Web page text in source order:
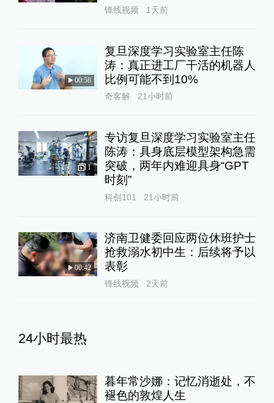
锋线视频 1天前
00:58
复旦深度学习实验室主任陈
涛：真正进工厂干活的机器人
比例可能不到10%
奇客解 21小时前
1
专访复旦深度学习实验室主任
陈涛：具身底层模型架构急需
突破，两年内难迎具身“GPT
时刻”
科创101 21小时前
00:42
济南卫健委回应两位休班护士
抢救溺水初中生：后续将予以
表彰
锋线视频 2天前
24小时最热
暮年常沙娜：记忆消逝处，不
褪色的敦煌人生